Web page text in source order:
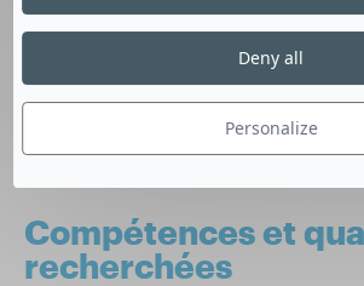
Pour notre client spécialiste de
agents de tri de déchets (H/F). Vous
d’assurer le tri de déchets
debout devant un tapis. Horaires du
Compétences et
recherchées
Personalize
Deny all